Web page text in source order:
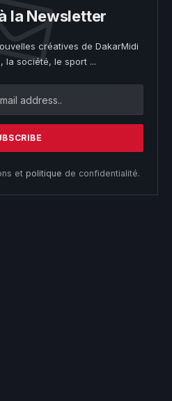
la Newsletter
créatives de DakarMidi
la société, le sport ...
et politique de confidentialité.